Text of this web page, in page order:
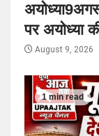
पर अयोध्या
August 9, 2026
1 min read